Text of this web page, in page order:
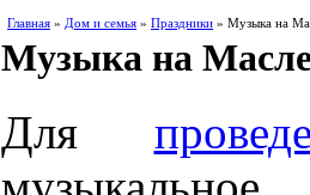
Главная » Дом и семья » Праздники » Музыка на
Музыка на
Для